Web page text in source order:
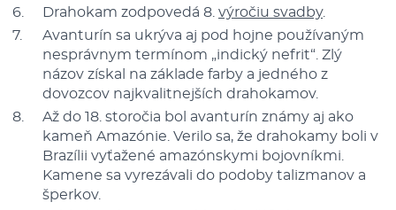
Drahokam zodpovedá 8. výročiu svadby.
Avanturín sa ukrýva aj pod hojne používaným
nesprávnym termínom „indický nefrit“. Zlý
názov získal na základe farby a jedného z
dovozcov najkvalitnejších drahokamov.
Až do 18. storočia bol avanturín známy aj ako
kameň Amazónie. Verilo sa, že drahokamy boli v
Brazílii vyťažené amazónskymi bojovníkmi.
Kamene sa vyrezávali do podoby talizmanov a
šperkov.